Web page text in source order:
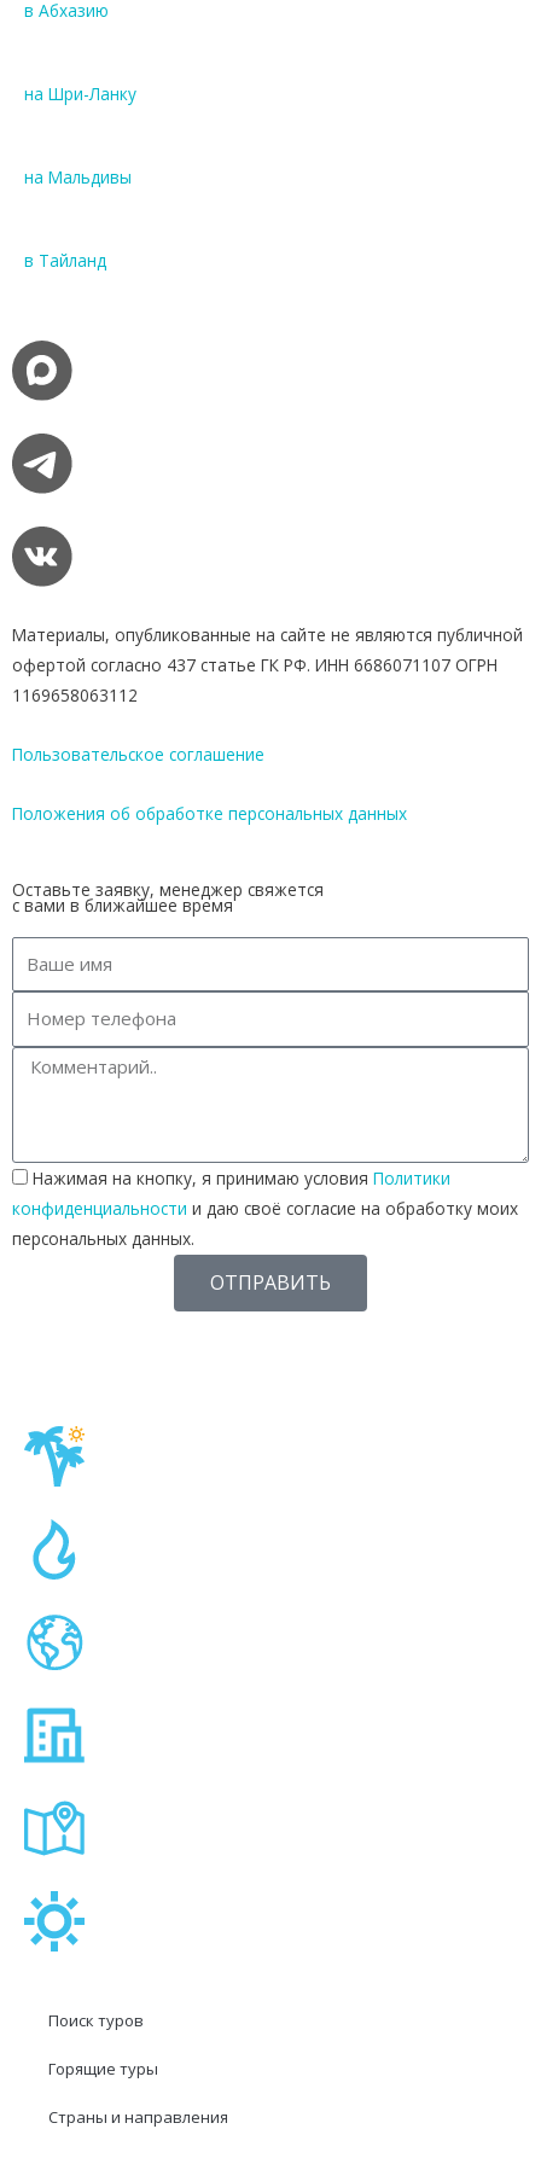
в Абхазию
на Шри-Ланку
на Мальдивы
в Тайланд
Материалы, опубликованные на сайте не являются публичной
офертой согласно 437 статье ГК РФ. ИНН 6686071107 ОГРН
1169658063112
Пользовательское соглашение
Положения об обработке персональных данных
Оставьте заявку, менеджер свяжется
с вами в ближайшее время
Нажимая на кнопку, я принимаю условия Политики
конфиденциальности и даю своё согласие на обработку моих
персональных данных.
ОТПРАВИТЬ
Поиск туров
Горящие туры
Страны и направления